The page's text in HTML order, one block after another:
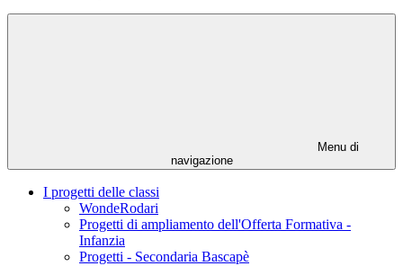
Menu di
navigazione
I progetti delle classi
WondeRodari
Progetti di ampliamento dell'Offerta Formativa -
Infanzia
Progetti - Secondaria Bascapè